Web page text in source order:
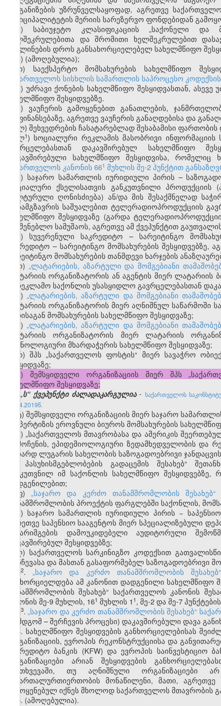
ორგანიზების უზრუნველსაყოფად, აგრეთვე
მუნიციპალიტეტის მერიის სარეზერვო ფონდებიდან
ვ) საბიუჯეტო კლასიფიკაციის „საქონელი და
ხელშეკრულებითა და შრომითი ხელშეკრულებით
მივლინების დროს განსახორციელებელ სახელმწიფო
ზ) (ამოღებულია);
თ) საექსპერტო მომსახურების სახელმწიფო
საქართველოს სისხლის სამართლის საპროცესო კოდექსის
ი) უძრავი ქონების სახელმწიფო შესყიდვასთან,
სახელმწიფო შესყიდვებზე.
კ) ვაუჩერის გამოყენებით განათლების,
დაფინანსებაზე, აგრეთვე ვაუჩერის განაღდებისა და
ლ) შეხვედრების ჩასატარებლად შესაბამისი
ლ​1) სოციალური რეკლამის მასობრივი
გავრცელებასთან დაკავშირებულ სახელმწიფო
დაკავშირებული სახელმწიფო შესყიდვისა,
საქართველოს კანონის 66​1 მუხლის მე-2 პუნქტით
მ) საჯარო სამართლის იურიდიული პირის –
სოციალური ქსელისათვის განკუთვნილი
კულტურული ღონისძიება) ან/და მის შესაქმნელად
თანამგზავრის საშუალებით ტელერადიოპროდუქციის
სახელმწიფო შესყიდვაზე (გარდა
სამშენებლო სამუშაოს, აგრეთვე ამ ქვეპუნქტით
ნ) სუვერენული საკრედიტო – სარეიტინგო
საკრედიტო – სარეიტინგო მომსახურების
სარეიტინგო მომსახურების თანმდევი ხარჯების
ო) „ლატარიების, აზარტული და მომგებიანი
ლატარიის ორგანიზატორის ან აგენტის მიერ
სარეკლამო საქონლის უსასყიდლო გავრცელებასთან
პ)„ლატარიების, აზარტული და მომგებიანი
ლატარიის ორგანიზატორის მიერ აღნიშნულ საწარმოში
პირისაგან მომსახურების სახელმწიფო შესყიდვაზე;
ჟ)„ლატარიების, აზარტული და მომგებიანი
ლატარიის ორგანიზატორის მიერ ლატარიის
ტექნოლოგიური მხარდაჭერის სახელმწიფო შესყიდვაზე;
რ) შპს „საქართველოს ფოსტის“ მიერ სავაჭრო
შესყიდვაზე;
ს) შემსყიდველი ორგანიზაციის მიერ შპს
სახელმწიფო შესყიდვაზე;
(„ს“ ქვეპუნქტი ძალადაკარგულია- საქართველოს
23.04.2019წ.
ტ) შემსყიდველი ორგანიზაციის მიერ საჯარო
ექსპერტიზის ეროვნული ბიუროს მომსახურების
უ) „საქართველოს მთავრობასა და ამერიკის
აღმოჩენის, ეპიდემიოლოგიური ზედამხედველობის და
რიჩარდ ლუგარის სახელობის საზოგადოებრივი
და პასუხისმგებლობების გადაცემის შესახებ“
განკუთვნილ იმ საქონლის სახელმწიფო
დადგენილებით;
ფ)„საჯარო და კერძო თანამშრომლობის
თანამშრომლობის პროექტის ფარგლებში საქონლის,
ქ) საჯარო სამართლის იურიდიული პირის −
აგრეთვე საპენსიო სააგენტოს მიერ სპეციალიზებული
ანგარიშგების დამოუკიდებელი აუდიტორული
დაკავშირებულ შესყიდვებზე;
ღ) საქართველოს სარკინიგზო კოდექსით
შერჩევასა და მასთან გასაფორმებელ საზოგადოებრივი
3​2.„საჯარო და კერძო თანამშრომლობის
განხორციელდება ამ კანონით დადგენილი სახელმწიფო
თანამშრომლობის შესახებ“ საქართველოს კანონის
კანონის მე-9 მუხლის, 16​1 მუხლის 1 ​1, მე-2 და მე-7
3​3.„საჯარო და კერძო თანამშრომლობის შესახებ“
(შემდგომ – შერჩევის პროცესი) დაკავშირებული დავა
4. სახელმწიფო შესყიდვების განხორციელებისას
ორგანიზაციის, ევროპის რეკონსტრუქციისა და
საკრედიტო ბანკის (KFW) და ევროპის საინვესტიციო
ორგანიზაციები არიან შესყიდვების
შემთხვევაში, თუ აღნიშნული ორგანიზაციები
სამართალურთიერთობის მონაწილენი, მათი, აგრეთვე
გამოყენებულ იქნეს მხოლოდ საქართველოს მთავრობის
5. (ამოღებულია).